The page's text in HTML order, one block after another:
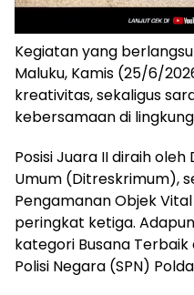
Kegiatan yang
Maluku, Kamis (25/6/
kreativitas, sekaligus
kebersamaan di
Posisi Juara II diraih
Umum (Ditreskrimum),
Pengamanan Objek
peringkat ketiga.
kategori Busana
Polisi Negara (SPN)